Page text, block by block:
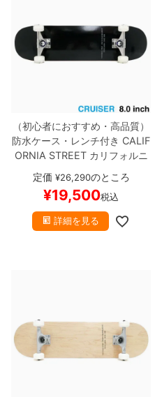
（初心者におすすめ・高品質）
防水ケース・レンチ付き CALIF
ORNIA STREETカリフォルニ
アストリート
スケートボード完成品 SIMP
LE BLACK CRUISER 8.0（ク
ルーザー）スケートボード ス
ケボー
定価 ¥26,290のところ
¥19,500税込
詳細を見る